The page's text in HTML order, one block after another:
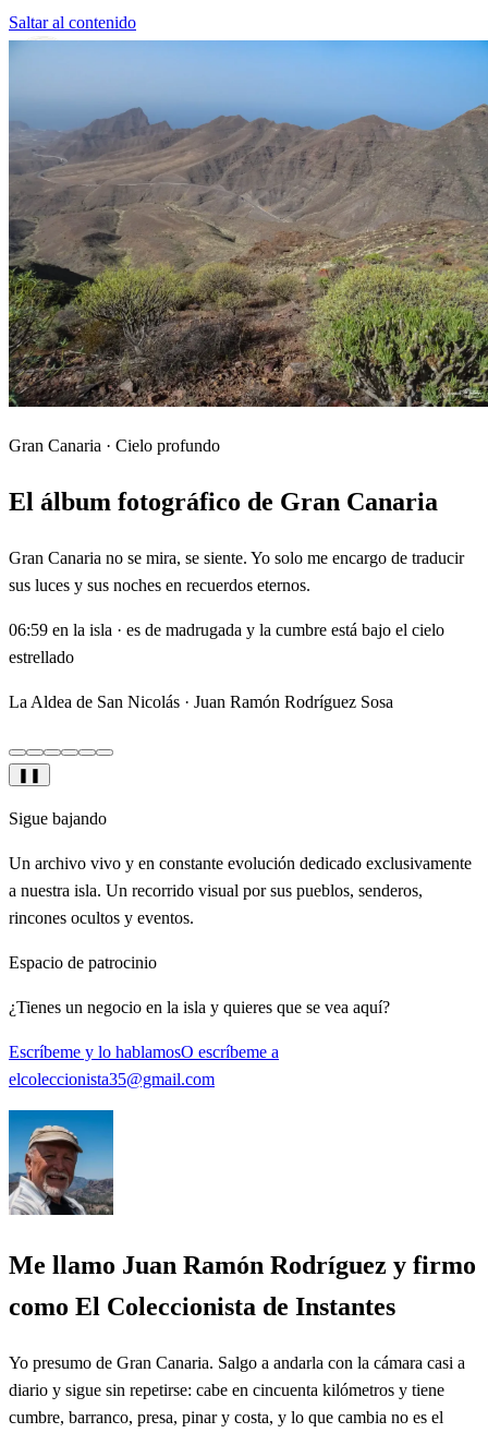
Saltar al contenido
Coleccionista de Instantes→
El mapa
Rutas
Municipios
Colecciones
Gran Canaria · Cielo profundo
El álbum fotográfico de Gran Canaria
Gran Canaria no se mira, se siente. Yo solo me encargo de traducir
sus luces y sus noches en recuerdos eternos.
06:59 en la isla · es de madrugada y la cumbre está bajo el cielo
estrellado
La Aldea de San Nicolás · Juan Ramón Rodríguez Sosa
❚❚
Sigue bajando
Un archivo vivo y en constante evolución dedicado exclusivamente
a nuestra isla. Un recorrido visual por sus pueblos, senderos,
rincones ocultos y eventos.
Espacio de patrocinio
¿Tienes un negocio en la isla y quieres que se vea aquí?
Escríbeme y lo hablamosO escríbeme a
elcoleccionista35@gmail.com
Me llamo Juan Ramón Rodríguez y firmo
como El Coleccionista de Instantes
Yo presumo de Gran Canaria. Salgo a andarla con la cámara casi a
diario y sigue sin repetirse: cabe en cincuenta kilómetros y tiene
cumbre, barranco, presa, pinar y costa, y lo que cambia no es el